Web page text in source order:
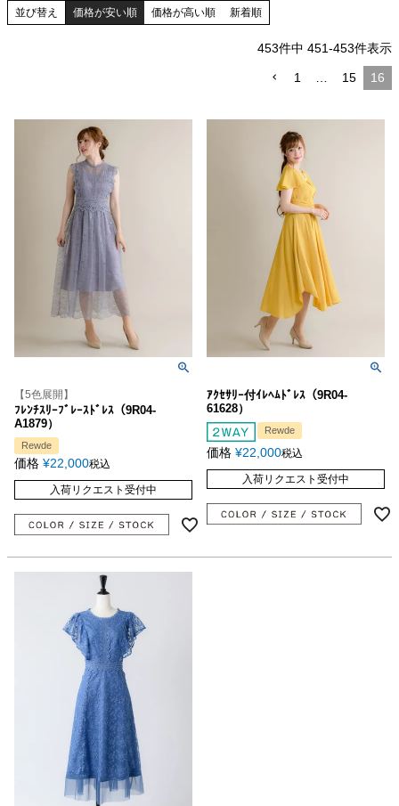
並び替え 価格が安い順 価格が高い順 新着順
453件中 451-453件表示
1 … 15 16
【5色展開】
ﾌﾚﾝﾁｽﾘｰﾌﾞﾚｰｽﾄﾞﾚｽ（9R04-
A1879）
Rewde
価格 ¥22,000税込
入荷リクエスト受付中
ｱｸｾｻﾘｰ付ｲﾚﾍﾑﾄﾞﾚｽ（9R04-
61628）
Rewde
価格 ¥22,000税込
入荷リクエスト受付中